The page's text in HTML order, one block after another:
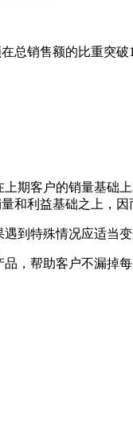
销售额的比重突破
客户的销量基础
和利益基础之上，因
特殊情况应适当变
帮助客户不漏掉每